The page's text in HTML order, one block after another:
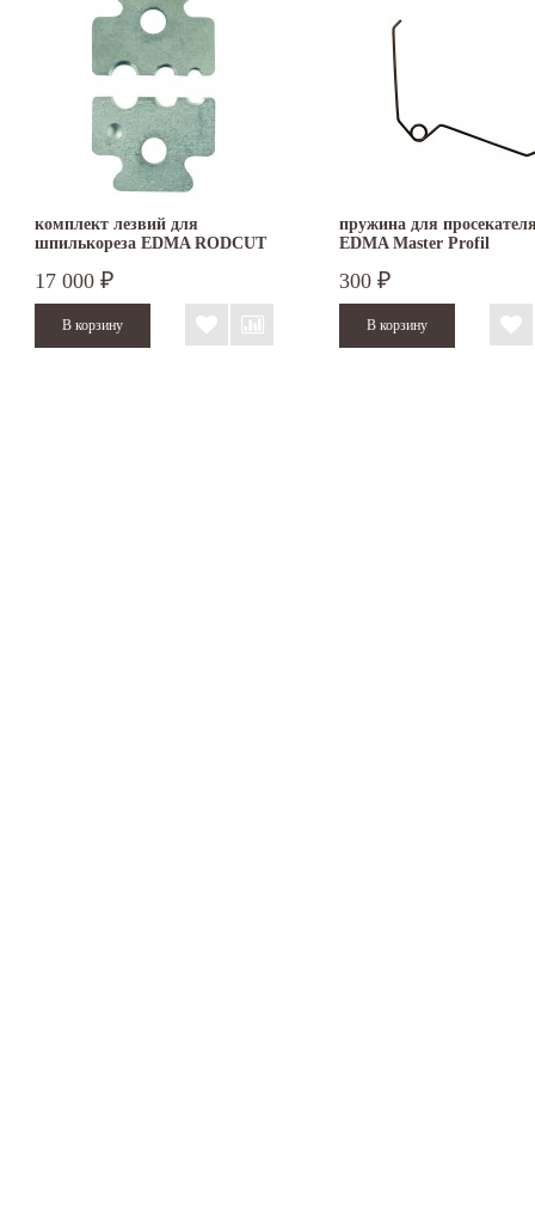
комплект лезвий для
шпилькореза EDMA RODCUT
17 000 ₽
пружина для
EDMA Master Profil
300 ₽